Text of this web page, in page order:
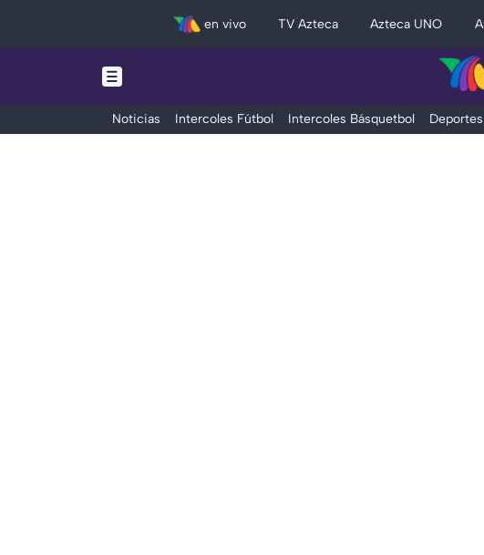
en vivo TV Azteca Azteca UNO
Noticias Intercoles Fútbol Intercoles Básquetbol Deportes